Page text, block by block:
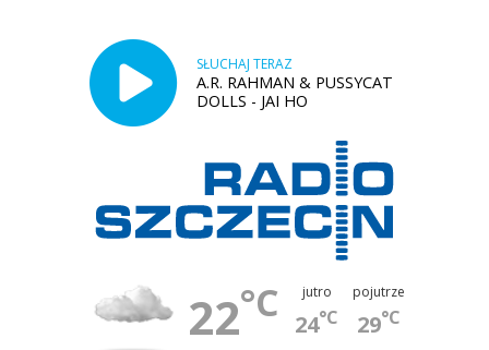
SŁUCHAJ TERAZ
A.R. RAHMAN & PUSSYCAT
DOLLS - JAI HO
22°C jutro
24°C
pojutrze
29°C